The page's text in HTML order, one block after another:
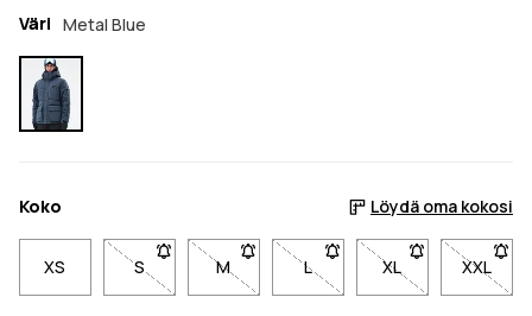
Väri Metal Blue
Koko Löydä oma kokosi
XS S- Koko S ei ole saatavilla. Napsauta saadaksesi
M- Koko M ei ole saatavilla. Napsauta
L- Koko L ei ole saatavilla.
XL- Koko XL ei ole
XXL- Koko